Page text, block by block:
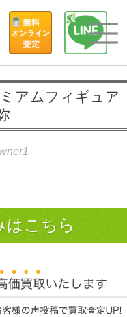
アムフィギュア
はこちら